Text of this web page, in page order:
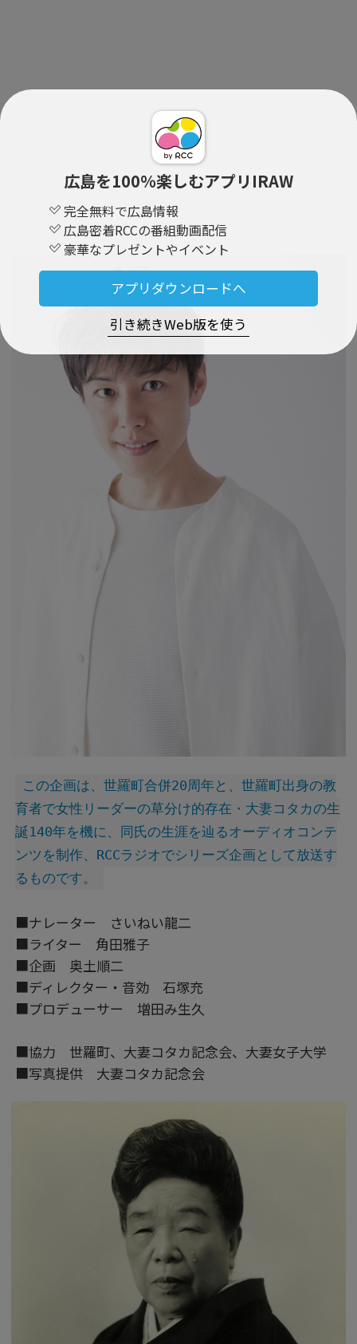
広島を100％楽しむアプリIRAW
完全無料で広島情報
広島密着RCCの番組動画配信
豪華なプレゼントやイベント
アプリダウンロードへ
引き続きWeb版を使う
この企画は、世羅町合併20周年と、世羅町出身の教
育者で女性リーダーの草分け的存在・大妻コタカの生
誕140年を機に、同氏の生涯を辿るオーディオコンテ
ンツを制作、RCCラジオでシリーズ企画として放送す
るものです。
■ナレーター さいねい龍二
■ライター 角田雅子
■企画 奥土順二
■ディレクター・音効 石塚充
■プロデューサー 増田み生久
■協力 世羅町、大妻コタカ記念会、大妻女子大学
■写真提供 大妻コタカ記念会